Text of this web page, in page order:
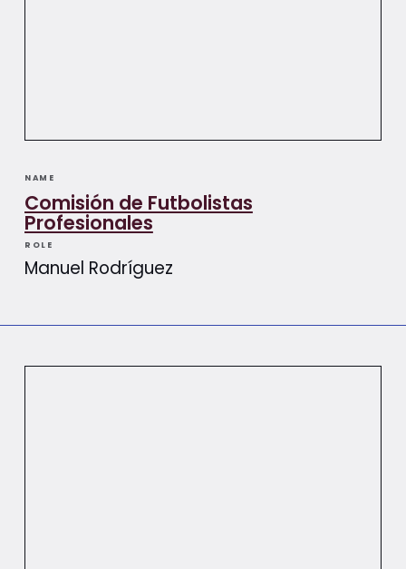
NAME
Comisión de Futbolistas
Profesionales
ROLE
Manuel Rodríguez